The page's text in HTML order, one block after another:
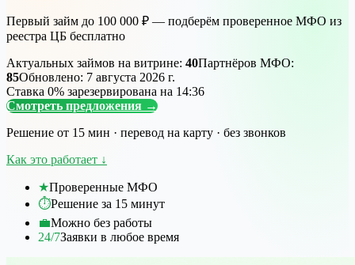
Первый займ до 100 000 ₽ — подберём проверенное МФО из
реестра ЦБ бесплатно
Актуальных займов на витрине: 40Партнёров МФО:
85Обновлено: 7 августа 2026 г.
Ставка 0% зарезервирована на 14:36
Смотреть предложения →
Решение от 15 мин · перевод на карту · без звонков
Как это работает ↓
★Проверенные МФО
⏱Решение за 15 минут
💼Можно без работы
24/7Заявки в любое время